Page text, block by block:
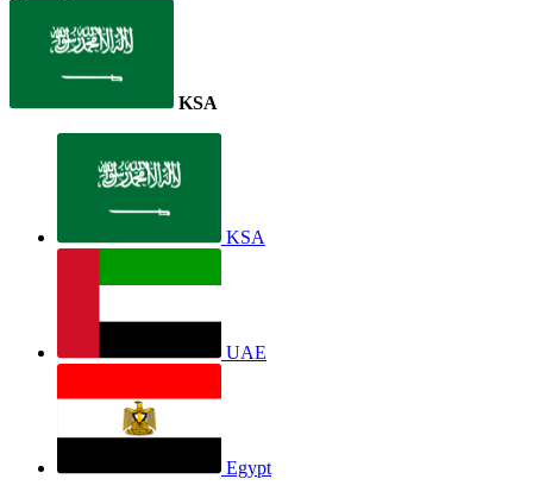
KSA
KSA
UAE
Egypt